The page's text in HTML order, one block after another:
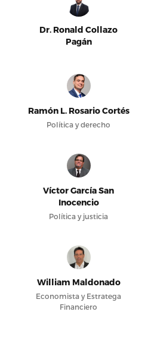
Dr. Ronald Collazo
Pagán
Ramón L. Rosario Cortés
Política y derecho
Víctor García San
Inocencio
Política y justicia
William Maldonado
Economista y Estratega
Financiero